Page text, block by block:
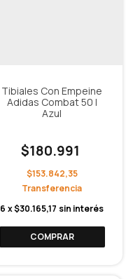
Tibiales Con Empeine
Adidas Combat 50 |
Azul
$180.991
$153.842,35
6 x$30.165,17 sin interés
COMPRAR